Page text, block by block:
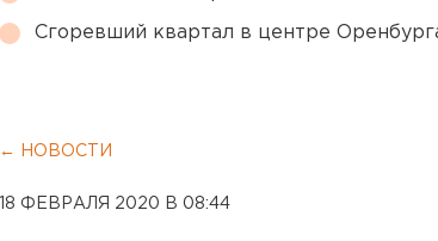
Сгоревший квартал в центре
← НОВОСТИ
18 ФЕВРАЛЯ 2020 В 08:44